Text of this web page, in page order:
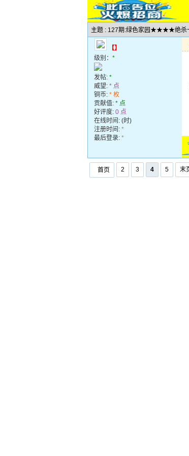
主题 : 127期:绿色家园★★★★绝
【】
级别： *
发帖: *
威望: * 点
铜币: * 枚
贡献值: * 点
好评度: 0 点
在线时间: (时)
注册时间: *
最后登录: *
首页 2 3 4 5 末